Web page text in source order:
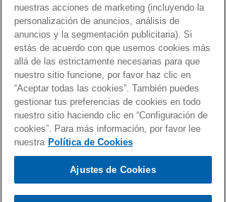
Fernando Martín
9 feb 2021
El Gen Dro… ¡es la locura!
Una recopilación de canciones con el Gen Dro
para volverse uno loco.
nuestras acciones de marketing (incluyendo la
personalización de anuncios, análisis de
anuncios y la segmentación publicitaria). Si
estás de acuerdo con que usemos cookies más
allá de las estrictamente necesarias para que
nuestro sitio funcione, por favor haz clic en
“Aceptar todas las cookies”. También puedes
gestionar tus preferencias de cookies en todo
nuestro sitio haciendo clic en “Configuración de
cookies”. Para más información, por favor lee
nuestra Política de Cookies
Ajustes de Cookies